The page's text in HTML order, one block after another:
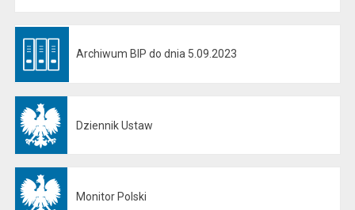
Archiwum BIP do dnia 5.09.2023
Dziennik Ustaw
Monitor Polski